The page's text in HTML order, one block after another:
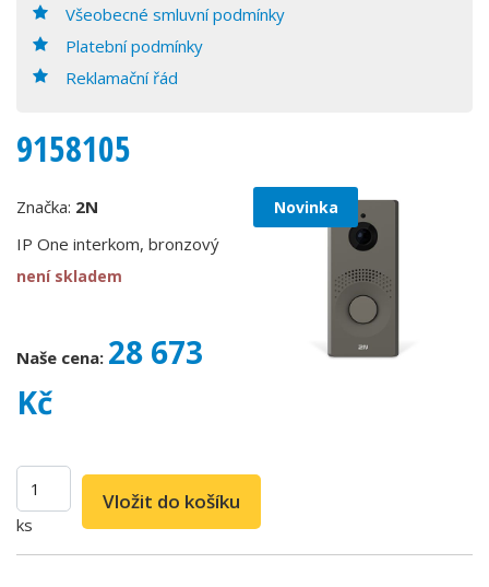
Všeobecné smluvní podmínky
Platební podmínky
Reklamační řád
9158105
Značka: 2N
IP One interkom, bronzový
není skladem
Naše cena: 28 673
Kč
ks
Novinka